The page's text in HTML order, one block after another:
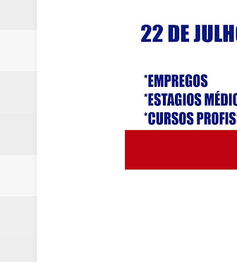
Moradora de
Claudeci Luart
Samambaia
Morador de